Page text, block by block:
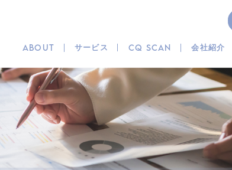
ABOUT サービス CQ SCAN 会社紹介